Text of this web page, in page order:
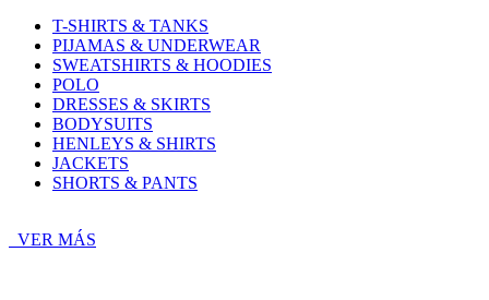
T-SHIRTS & TANKS
PIJAMAS & UNDERWEAR
SWEATSHIRTS & HOODIES
POLO
DRESSES & SKIRTS
BODYSUITS
HENLEYS & SHIRTS
JACKETS
SHORTS & PANTS
VER MÁS